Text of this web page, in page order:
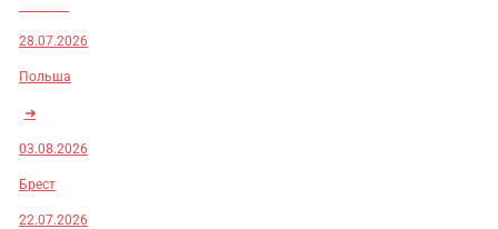
28.07.2026
Польша
➜
03.08.2026
Брест
22.07.2026